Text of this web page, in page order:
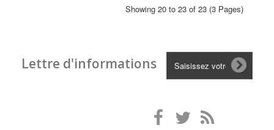
Showing 20 to 23 of 23 (3 Pages)
Lettre d'informations